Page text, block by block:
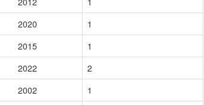
2020
1
2015
1
2022
2
2002
1